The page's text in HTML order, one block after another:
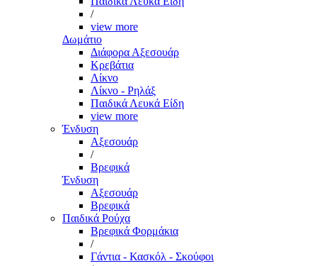
/
view more
Δωμάτιο
Διάφορα Αξεσουάρ
Κρεβάτια
Λίκνο
Λίκνο - Ρηλάξ
Παιδικά Λευκά Είδη
view more
Ένδυση
Αξεσουάρ
/
Βρεφικά
Ένδυση
Αξεσουάρ
Βρεφικά
Παιδικά Ρούχα
Βρεφικά Φορμάκια
/
Γάντια - Κασκόλ - Σκούφοι